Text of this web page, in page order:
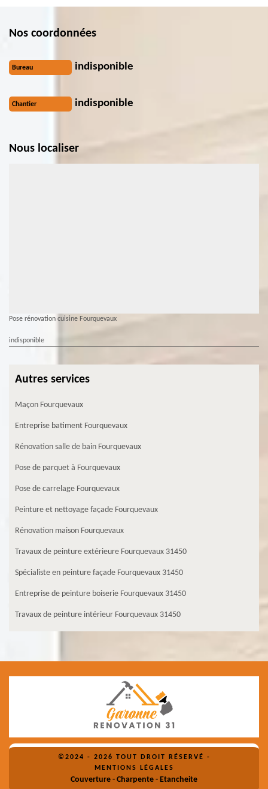
Nos coordonnées
Bureau indisponible
Chantier indisponible
Nous localiser
Pose rénovation cuisine Fourquevaux
indisponible
Autres services
Maçon Fourquevaux
Entreprise batiment Fourquevaux
Rénovation salle de bain Fourquevaux
Pose de parquet à Fourquevaux
Pose de carrelage Fourquevaux
Peinture et nettoyage façade Fourquevaux
Rénovation maison Fourquevaux
Travaux de peinture extérieure Fourquevaux 31450
Spécialiste en peinture façade Fourquevaux 31450
Entreprise de peinture boiserie Fourquevaux 31450
Travaux de peinture intérieur Fourquevaux 31450
©2024 - 2026 TOUT DROIT RÉSERVÉ -
MENTIONS LÉGALES
Couverture - Charpente - Etancheite